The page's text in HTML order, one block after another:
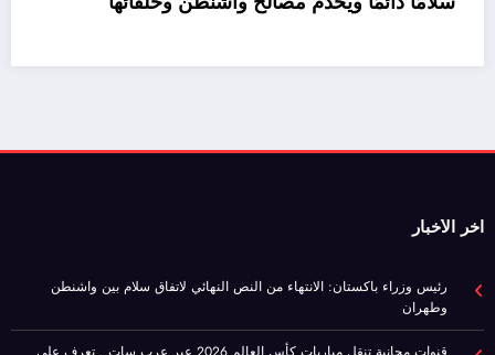
عراقجي: مذكرة تفاهم مع واشنطن تقترب من الإنجاز.. وندعو لوقف التكهنات
الإعلامية